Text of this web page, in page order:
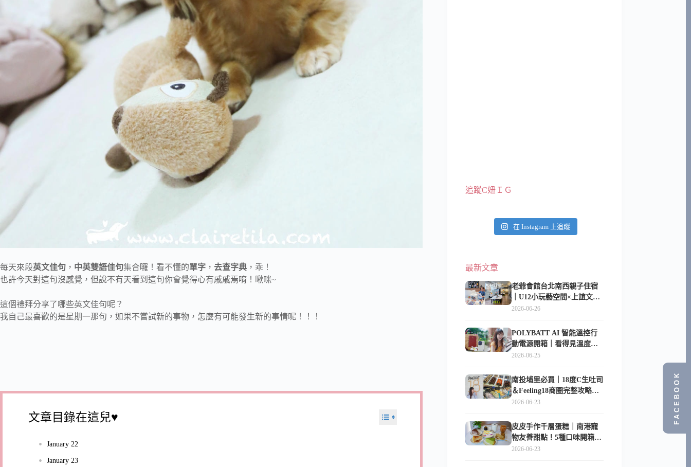
每天來段英文佳句 ， 中英雙語佳句集合囉！看不懂的單字 ， 去查字典 ，乖！
也許今天對這句沒感覺，但說不有天看到這句你會覺得心有戚戚焉唷！啾咪~
這個禮拜分享了哪些英文佳句呢？
我自己最喜歡的是星期一那句，如果不嘗試新的事物，怎麼有可能發生新的事情呢！！！
文章目錄在這兒♥
January 22
January 23
追蹤C妞ＩＧ
在 Instagram 上追蹤
最新文章
老爺會館台北南西親子住宿
｜U12小玩藝空間×上誼文
化，暑假帶孩子這樣玩
2026-06-26
POLYBATT AI 智能溫控行
動電源開箱｜看得見溫度與
電量，外出更安心的
2026-06-25
南投埔里必買｜18度C生吐司
＆Feeling18商圈完整攻略，
在地人帶路這樣逛
2026-06-23
皮皮手作千層蛋糕｜南港寵
物友善甜點！5種口味開箱，
比Lady M便宜一半的台北隱
2026-06-23
FACEBOOK